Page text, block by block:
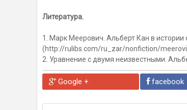
Литература.
1. Марк Меерович. Альберт Кан в истории
(http://rulibs.com/ru_zar/nonfiction/
2. Уравнение с двумя неизвестными.
Google + facebook